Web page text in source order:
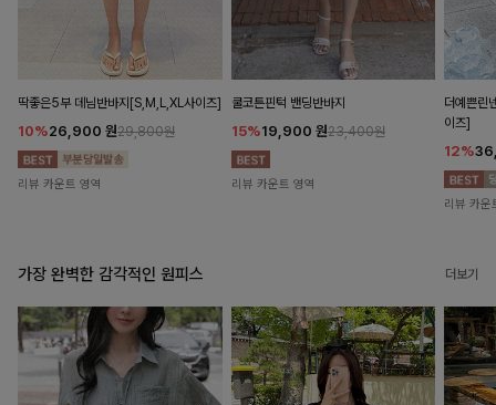
딱좋은5부 데님반바지[S,M,L,XL사이즈]
10%26,900 원29,800원
리뷰 카운트 영역
쿨코튼핀턱 밴딩반바지
15%19,900 원23,400원
리뷰 카운트 영역
더예쁜린
이즈]
12%
리뷰 카운
가장 완벽한 감각적인 원피스 더보기